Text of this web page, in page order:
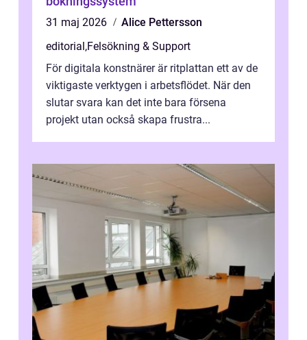
31 maj 2026
Alice Pettersson
editorial,Felsökning & Support
För digitala konstnärer är ritplattan ett av de
viktigaste verktygen i arbetsflödet. När den
slutar svara kan det inte bara försena
projekt utan också skapa frustra...